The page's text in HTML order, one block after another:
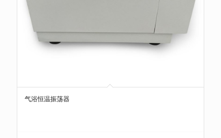
气浴恒温振荡器